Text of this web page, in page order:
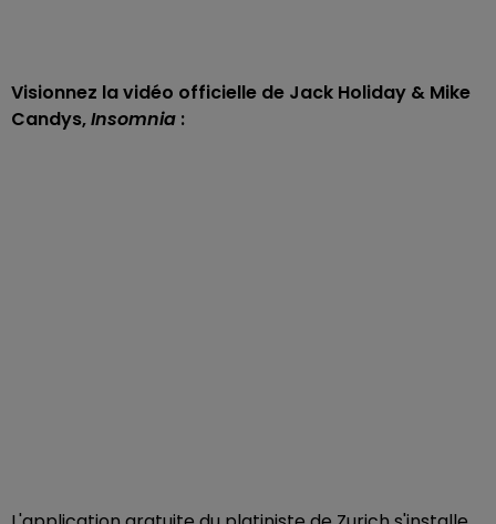
Visionnez la vidéo officielle de Jack Holiday & Mike
Candys,Insomnia :